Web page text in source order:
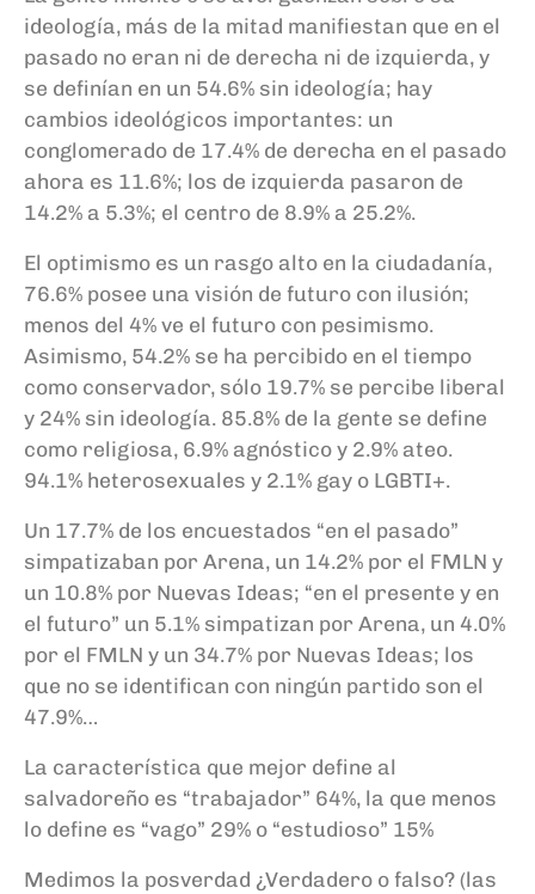
ideología, más de la mitad manifiestan que en el
pasado no eran ni de derecha ni de izquierda, y
se definían en un 54.6% sin ideología; hay
cambios ideológicos importantes: un
conglomerado de 17.4% de derecha en el pasado
ahora es 11.6%; los de izquierda pasaron de
14.2% a 5.3%; el centro de 8.9% a 25.2%.
El optimismo es un rasgo alto en la ciudadanía,
76.6% posee una visión de futuro con ilusión;
menos del 4% ve el futuro con pesimismo.
Asimismo, 54.2% se ha percibido en el tiempo
como conservador, sólo 19.7% se percibe liberal
y 24% sin ideología. 85.8% de la gente se define
como religiosa, 6.9% agnóstico y 2.9% ateo.
94.1% heterosexuales y 2.1% gay o LGBTI+.
Un 17.7% de los encuestados “en el pasado”
simpatizaban por Arena, un 14.2% por el FMLN y
un 10.8% por Nuevas Ideas; “en el presente y en
el futuro” un 5.1% simpatizan por Arena, un 4.0%
por el FMLN y un 34.7% por Nuevas Ideas; los
que no se identifican con ningún partido son el
47.9%…
La característica que mejor define al
salvadoreño es “trabajador” 64%, la que menos
lo define es “vago” 29% o “estudioso” 15%
Medimos la posverdad ¿Verdadero o falso? (las